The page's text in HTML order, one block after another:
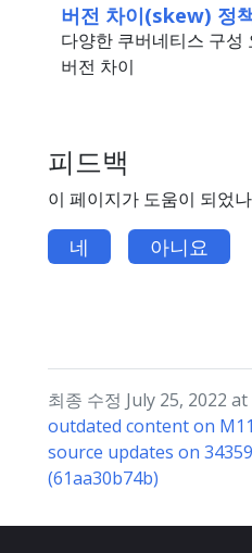
버전 차이(skew) 정
다양한 쿠버네티스 구성
버전 차이
피드백
이 페이지가 도움이 되었
네 아니요
최종 수정 July 25, 2022 at
outdated content on
source updates on
(61aa30b74b)